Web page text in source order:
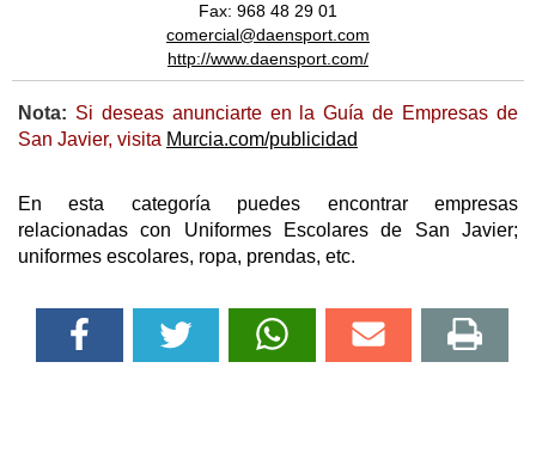
Fax: 968 48 29 01
comercial@daensport.com
http://www.daensport.com/
Nota: Si deseas anunciarte en la Guía de Empresas de
San Javier, visita Murcia.com/publicidad
En esta categoría puedes encontrar empresas
relacionadas con Uniformes Escolares de San Javier;
uniformes escolares, ropa, prendas, etc.